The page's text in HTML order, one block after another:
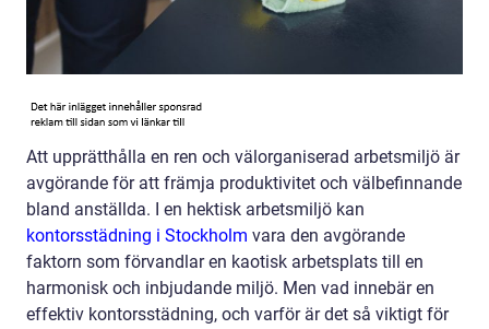
Att upprätthålla en ren och välorganiserad arbetsmiljö är
avgörande för att främja produktivitet och välbefinnande
bland anställda. I en hektisk arbetsmiljö kan
kontorsstädning i Stockholm vara den avgörande
faktorn som förvandlar en kaotisk arbetsplats till en
harmonisk och inbjudande miljö. Men vad innebär en
effektiv kontorsstädning, och varför är det så viktigt för